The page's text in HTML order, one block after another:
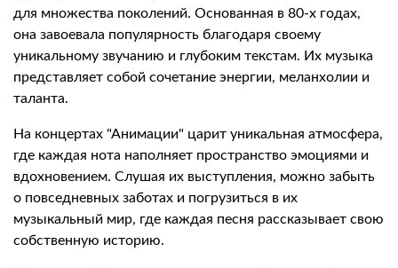
для множества поколений. Основанная в 80-х годах,
она завоевала популярность благодаря своему
уникальному звучанию и глубоким текстам. Их музыка
представляет собой сочетание энергии, меланхолии и
таланта.
На концертах "Анимации" царит уникальная атмосфера,
где каждая нота наполняет пространство эмоциями и
вдохновением. Слушая их выступления, можно забыть
о повседневных заботах и погрузиться в их
музыкальный мир, где каждая песня рассказывает свою
собственную историю.